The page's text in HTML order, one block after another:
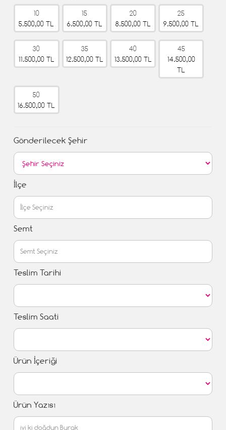
10
5.500,00 TL
15
6.500,00 TL
20
8.500,00 TL
25
9.500,00 TL
30
11.500,00 TL
35
12.500,00 TL
40
13.500,00 TL
45
14.500,00
TL
50
16.500,00 TL
Gönderilecek Şehir
İlçe
Semt
Teslim Tarihi
Teslim Saati
Ürün İçeriği
Ürün Yazısı